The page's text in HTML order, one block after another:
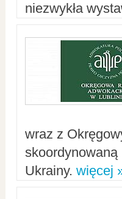
niezwykła
wraz z
skoordynowaną
Ukrainy. więcej